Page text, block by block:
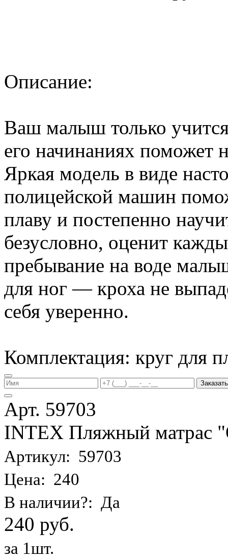
Описание:
Ваш малыш только
его начинаниях поможет
Яркая модель в виде
полицейской машин
плаву и постепенно
безусловно, оценит
пребывание на воде
для ног — кроха не
себя уверенно.
Комплектация: круг для
Заказать
Арт. 59703
INTEX Пляжный
Артикул: 59703
Цена: 240
В наличии?: Да
240 руб.
за 1шт.